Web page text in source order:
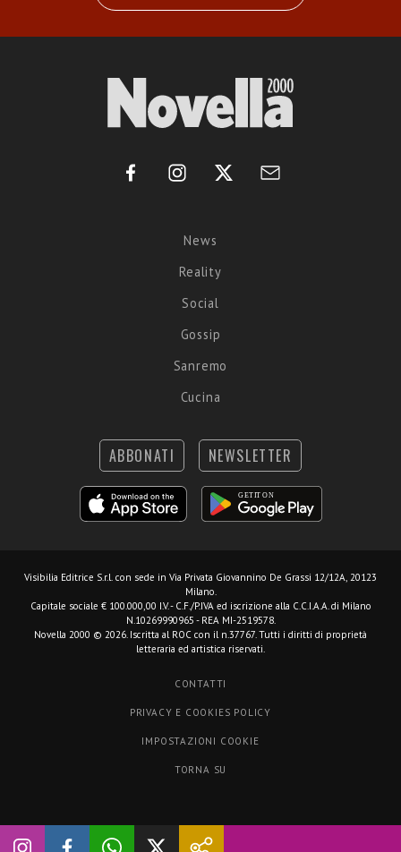
News
Reality
Social
Gossip
Sanremo
Cucina
ABBONATI NEWSLETTER
Visibilia Editrice S.r.l. con sede in Via Privata Giovannino De Grassi 12/12A, 20123
Milano.
Capitale sociale € 100.000,00 I.V. - C.F./P.IVA ed iscrizione alla C.C.I.A.A. di Milano
N.10269990965 - REA MI-2519578.
Novella 2000 © 2026. Iscritta al ROC con il n.37767. Tutti i diritti di proprietà
letteraria ed artistica riservati.
CONTATTI
PRIVACY E COOKIES POLICY
IMPOSTAZIONI COOKIE
TORNA SU